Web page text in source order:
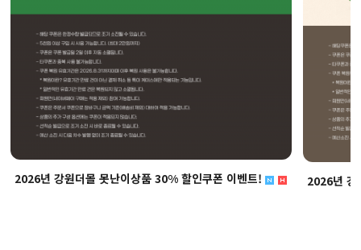
2026년 강원더몰 못난이상품 30% 할인쿠폰 이벤트! 2026년 강